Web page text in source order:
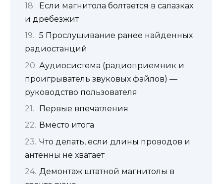
Если магнитола болтается в салазках
и дребезжит
5 Прослушивание ранее найденных
радиостанций
Аудиосистема (радиоприемник и
проигрыватель звуковых файлов) —
руководство пользователя
Первые впечатления
Вместо итога
Что делать, если длины проводов и
антенны не хватает
Демонтаж штатной магнитолы в